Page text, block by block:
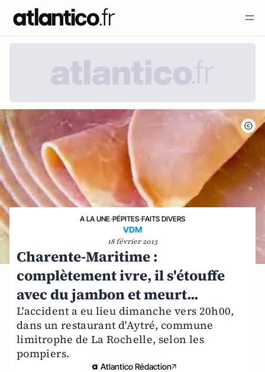
A LA UNE›PÉPITES›FAITS DIVERS
VDM
18 février 2013
Charente-Maritime :
complètement ivre, il s'étouffe
avec du jambon et meurt...
L'accident a eu lieu dimanche vers 20h00,
dans un restaurant d'Aytré, commune
limitrophe de La Rochelle, selon les
pompiers.
Atlantico Rédaction